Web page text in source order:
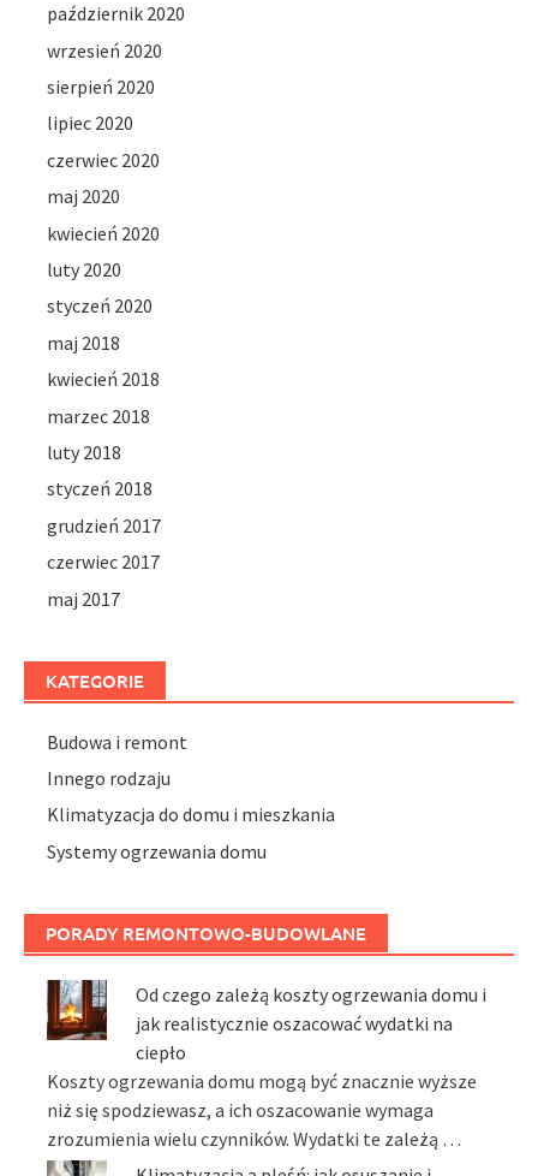
październik 2020
wrzesień 2020
sierpień 2020
lipiec 2020
czerwiec 2020
maj 2020
kwiecień 2020
luty 2020
styczeń 2020
maj 2018
kwiecień 2018
marzec 2018
luty 2018
styczeń 2018
grudzień 2017
czerwiec 2017
maj 2017
KATEGORIE
Budowa i remont
Innego rodzaju
Klimatyzacja do domu i mieszkania
Systemy ogrzewania domu
PORADY REMONTOWO-BUDOWLANE
Od czego zależą koszty ogrzewania domu i
jak realistycznie oszacować wydatki na
ciepło
Koszty ogrzewania domu mogą być znacznie wyższe
niż się spodziewasz, a ich oszacowanie wymaga
zrozumienia wielu czynników. Wydatki te zależą …